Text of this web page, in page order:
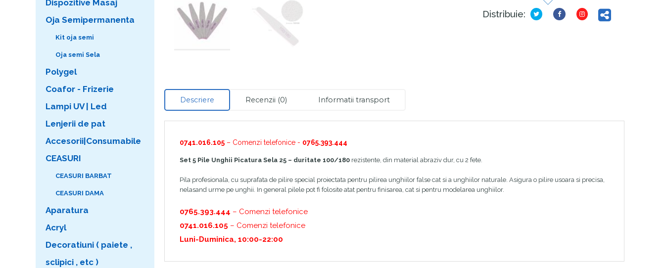
Distribuie:
Descriere Recenzii (0) Informatii transport
0741.016.105 – Comenzi telefonice - 0765.393.444
Set 5 Pile Unghii Picatura Sela 25 – duritate 100/180 rezistente, din material abraziv dur, cu 2 fete.
Pila profesionala, cu suprafata de pilire special proiectata pentru pilirea unghiilor false cat si a unghiilor naturale. Asigura o pilire usoara si precisa,
nelasand urme pe unghii. In general pilele pot fi folosite atat pentru finisarea, cat si pentru modelarea unghiilor.
0765.393.444 – Comenzi telefonice
0741.016.105 – Comenzi telefonice
Luni-Duminica, 10:00-22:00
Dispozitive Masaj
Oja Semipermanenta
Kit oja semi
Oja semi Sela
Polygel
Coafor - Frizerie
Lampi UV | Led
Lenjerii de pat
Accesorii|Consumabile
CEASURI
CEASURI BARBAT
CEASURI DAMA
Aparatura
Acryl
Decoratiuni ( paiete ,
sclipici , etc )